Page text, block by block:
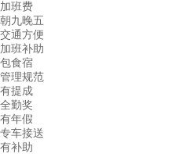
加班费
朝九晚五
交通方便
加班补助
包食宿
管理规范
有提成
全勤奖
有年假
专车接送
有补助